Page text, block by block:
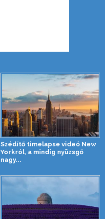
Szédítő timelapse videó New
Yorkról, a mindig nyüzsgő
nagy...